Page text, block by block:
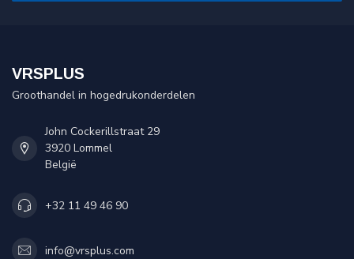
VRSPLUS
Groothandel in hogedrukonderdelen
John Cockerillstraat 29
3920 Lommel
België
+32 11 49 46 90
info@vrsplus.com